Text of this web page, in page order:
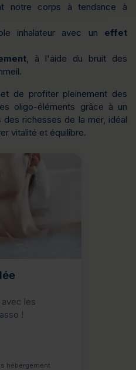
notre corps à tendance à
inhalateur avec un effet
, à l'aide du bruit des
de profiter pleinement des
oligo-éléments grâce à un
richesses de la mer, idéal
vitalité et équilibre.
les
!
hébergement